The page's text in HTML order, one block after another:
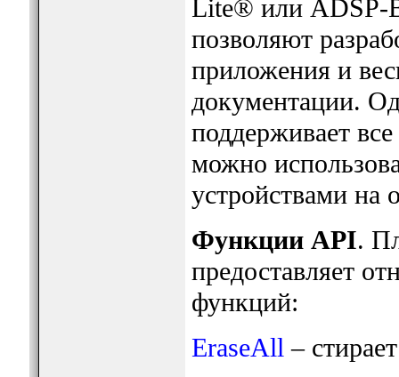
Lite® или ADSP-
позволяют
приложения и
документации.
поддерживает
можно
устройствами на
Функции API.
предоставляет
функций:
EraseAll–